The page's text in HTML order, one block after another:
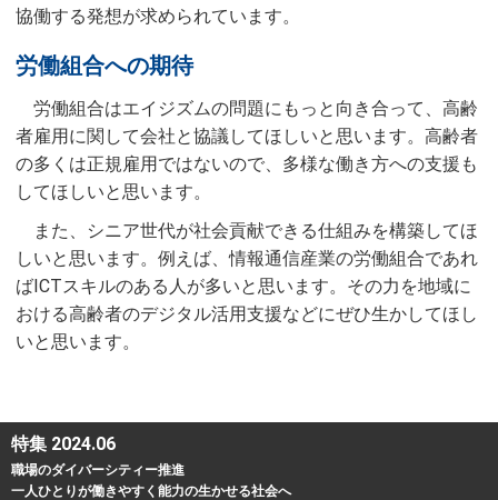
協働する発想が求められています。
労働組合への期待
労働組合はエイジズムの問題にもっと向き合って、高齢
者雇用に関して会社と協議してほしいと思います。高齢者
の多くは正規雇用ではないので、多様な働き方への支援も
してほしいと思います。
また、シニア世代が社会貢献できる仕組みを構築してほ
しいと思います。例えば、情報通信産業の労働組合であれ
ばICTスキルのある人が多いと思います。その力を地域に
おける高齢者のデジタル活用支援などにぜひ生かしてほし
いと思います。
特集 2024.06
職場のダイバーシティー推進
一人ひとりが働きやすく能力の生かせる社会へ